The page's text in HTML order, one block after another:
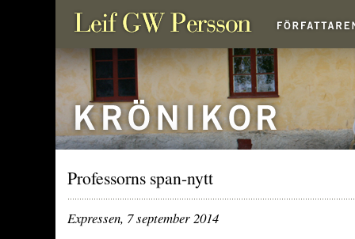
Professorns span-nytt
Expressen, 7 september 2014